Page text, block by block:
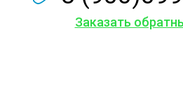
Заказать